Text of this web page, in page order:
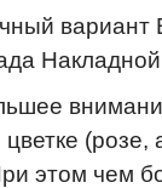
вариант
(розе,
этом чем